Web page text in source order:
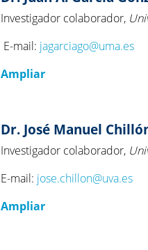
Investigador colaborador,
E-mail: jagarciago@uma.es
Ampliar
Dr. José Manuel
Investigador colaborador,
E-mail: jose.chillon@uva.es
Ampliar